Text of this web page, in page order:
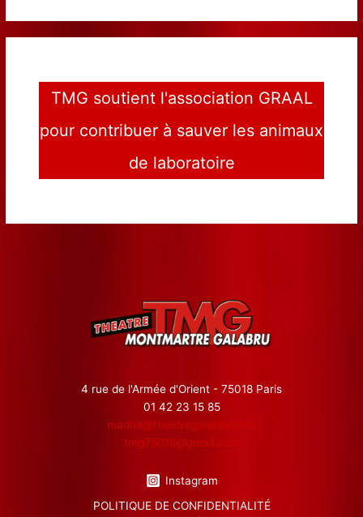
TMG soutient l'association GRAAL
pour contribuer à sauver les animaux
de laboratoire
4 rue de l'Armée d'Orient - 75018 Paris
01 42 23 15 85
marina@theatregalabru.com
tmg75018@gmail.com
Instagram
POLITIQUE DE CONFIDENTIALITÉ